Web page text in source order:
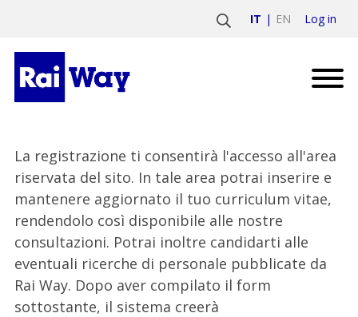
IT EN Log in
La registrazione ti consentirà l'accesso all'area
riservata del sito. In tale area potrai inserire e
mantenere aggiornato il tuo curriculum vitae,
rendendolo così disponibile alle nostre
consultazioni. Potrai inoltre candidarti alle
eventuali ricerche di personale pubblicate da
Rai Way. Dopo aver compilato il form
sottostante, il sistema creerà